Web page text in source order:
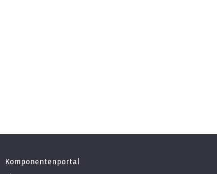
Komponentenportal